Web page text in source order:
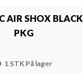
AIR SHOX BLACK
PKG
1 STK På lager